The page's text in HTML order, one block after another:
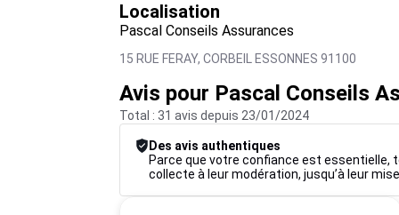
Localisation
Pascal Conseils Assurances
15 RUE FERAY, CORBEIL ESSONNES 91100
Avis pour Pascal Conseils
Total : 31 avis depuis 23/01/2024
Des avis authentiques
Parce que votre confiance est essentielle,
collecte à leur modération, jusqu’à leur